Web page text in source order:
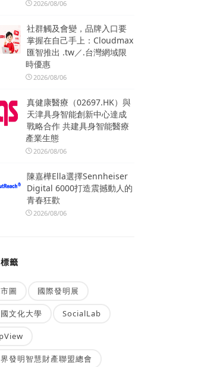
2026/08/06
社群觸及會變，品牌入口要
掌握在自己手上：Cloudmax
匯智推出 .tw／.台灣網域限
時優惠
2026/08/06
真健康醫療（02697.HK）與
天津具身智能創新中心達成
戰略合作 共建具身智能醫療
產業生態
2026/08/06
陳嘉樺Ella選擇Sennheiser
Digital 6000打造震撼動人的
青春狂歡
2026/08/06
籤
圖 國際發明展
文化大學 SocialLab
發明智慧財產聯盟總會